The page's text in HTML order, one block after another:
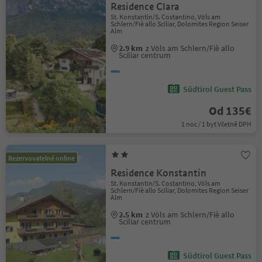
Residence Clara
St. Konstantin/S. Costantino, Völs am
Schlern/Fiè allo Sciliar, Dolomites Region Seiser
Alm
2.9 km z Völs am Schlern/Fiè allo
Sciliar centrum
Südtirol Guest Pass
Od 135€
1 noc / 1 byt Včetně DPH
Rezervovatelné online
Residence Konstantin
St. Konstantin/S. Costantino, Völs am
Schlern/Fiè allo Sciliar, Dolomites Region Seiser
Alm
2.5 km z Völs am Schlern/Fiè allo
Sciliar centrum
Südtirol Guest Pass